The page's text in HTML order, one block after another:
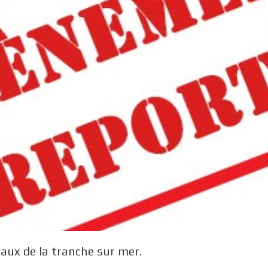
de la tranche sur mer.